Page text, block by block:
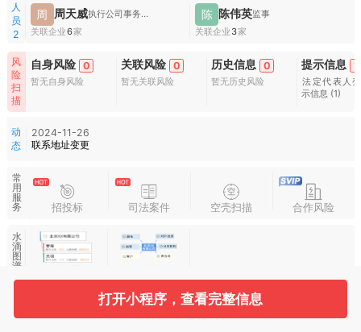
人
员
2
周 周天威
执行公司事务的董事,经理,财务负责人
关联企业6家
陈 陈伟英监事
关联企业 3家
风
险
扫
描
自身风险 0
暂无自身风险
关联风险 0
暂无关联风险
历史信息 0
暂无历史风险
提示信息
法定代表人
示信息 (1)
动
态
2024-11-26
联系地址变更
常
用
服
务
招投标 司法案件 空壳扫描 合作风险
水
滴
图
谱
基本信息 收起
打开小程序，查看完整信息